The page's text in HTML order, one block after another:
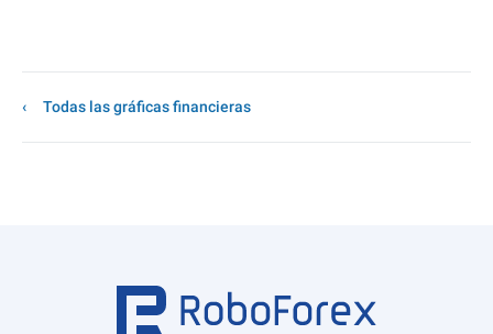
Todas las gráficas financieras